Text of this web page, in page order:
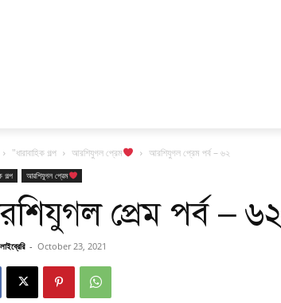
"ধারাবাহিক গল্প আরশিযুগল প্রেম আরশিযুগল প্রেম পর্ব – ৬২
গল্প আরশিযুগল প্রেম
প্রেম পর্ব – ৬২
- October 23, 2021